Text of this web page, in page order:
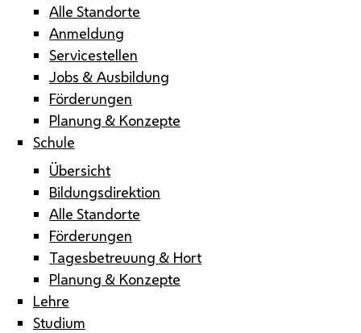
Alle Standorte
Anmeldung
Servicestellen
Jobs & Ausbildung
Förderungen
Planung & Konzepte
Schule
Übersicht
Bildungsdirektion
Alle Standorte
Förderungen
Tagesbetreuung & Hort
Planung & Konzepte
Lehre
Studium